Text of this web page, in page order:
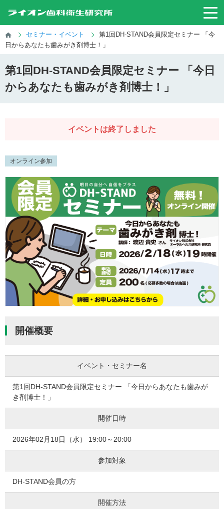
セミナー・イベント
第1回DH-STAND会員限定セミナー 「今
日からあなたも歯みがき剤博士！」
第1回DH-STAND会員限定セミナー 「今日
からあなたも歯みがき剤博士！」
イベントは終了しました
オンライン参加
開催概要
イベント・セミナー名
第1回DH-STAND会員限定セミナー 「今日からあなたも歯みが
き剤博士！」
開催日時
2026年02月18日（水） 19:00～20:00
参加対象
DH-STAND会員の方
開催方法